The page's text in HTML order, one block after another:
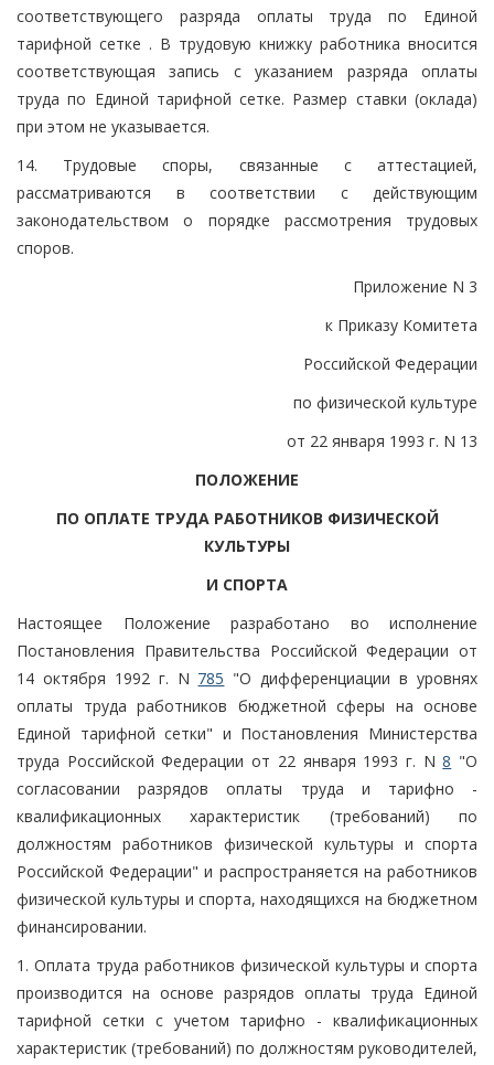
соответствующего разряда оплаты труда по Единой
тарифной сетке . В трудовую книжку работника вносится
соответствующая запись с указанием разряда оплаты
труда по Единой тарифной сетке. Размер ставки (оклада)
при этом не указывается.
14. Трудовые споры, связанные с аттестацией,
рассматриваются в соответствии с действующим
законодательством о порядке рассмотрения трудовых
споров.
Приложение N 3
к Приказу Комитета
Российской Федерации
по физической культуре
от 22 января 1993 г. N 13
ПОЛОЖЕНИЕ
ПО ОПЛАТЕ ТРУДА РАБОТНИКОВ ФИЗИЧЕСКОЙ
КУЛЬТУРЫ
И СПОРТА
Настоящее Положение разработано во исполнение
Постановления Правительства Российской Федерации от
14 октября 1992 г. N 785 "О дифференциации в уровнях
оплаты труда работников бюджетной сферы на основе
Единой тарифной сетки" и Постановления Министерства
труда Российской Федерации от 22 января 1993 г. N8 "О
согласовании разрядов оплаты труда и тарифно -
квалификационных характеристик (требований) по
должностям работников физической культуры и спорта
Российской Федерации" и распространяется на работников
физической культуры и спорта, находящихся на бюджетном
финансировании.
1. Оплата труда работников физической культуры и спорта
производится на основе разрядов оплаты труда Единой
тарифной сетки с учетом тарифно - квалификационных
характеристик (требований) по должностям руководителей,